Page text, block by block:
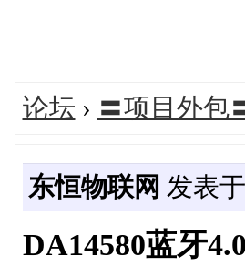
论坛 › 〓项目外包
东恒物联网 发表
DA14580蓝牙